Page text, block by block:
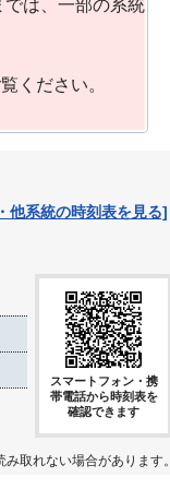
は、一部の系統
ください。
他系統の時刻表を見る]
スマートフォン・携
帯電話から時刻表を
確認できます
取れない場合があります。